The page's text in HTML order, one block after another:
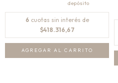
6 cuotas sin interés de
$418.316,67